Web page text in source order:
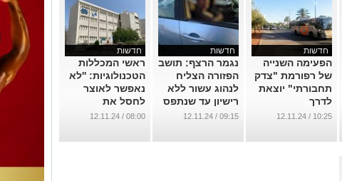
חדשות
הפעימה השנייה
של רפורמת "צדק
תחבורתי" יוצאת
לדרך
...
10:25 / 12.11.24
חדשות
נגמר הרצף: תושב
הפזורה הצליח
לנהוג עשור ללא
רישיון עד שנתפס
...
09:15 / 12.11.24
חדשות
ראשי המכללות
הטכנולוגיות: ''לא
נאפשר לאוצר
לחסל את
ההשכלה
...
08:00 / 12.11.24